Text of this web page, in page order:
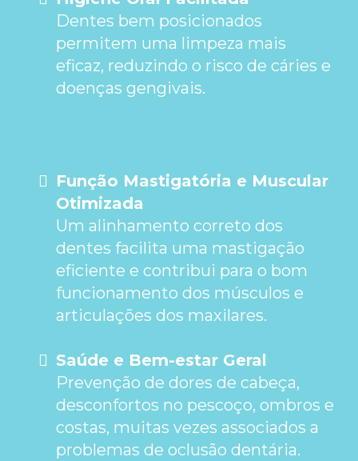
Dentes bem posicionados
permitem uma limpeza mais
eficaz, reduzindo o risco de cáries e
doenças gengivais.
Função Mastigatória e Muscular
Otimizada
Um alinhamento correto dos
dentes facilita uma mastigação
eficiente e contribui para o bom
funcionamento dos músculos e
articulações dos maxilares.
Saúde e Bem-estar Geral
Prevenção de dores de cabeça,
desconfortos no pescoço, ombros e
costas, muitas vezes associados a
problemas de oclusão dentária.